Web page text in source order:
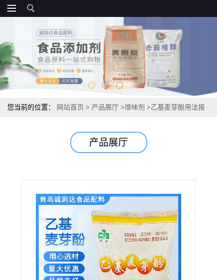
您当前的位置： 网站首页 > 产品展厅 >增味剂 >乙基麦芽酚用法报
产品展厅